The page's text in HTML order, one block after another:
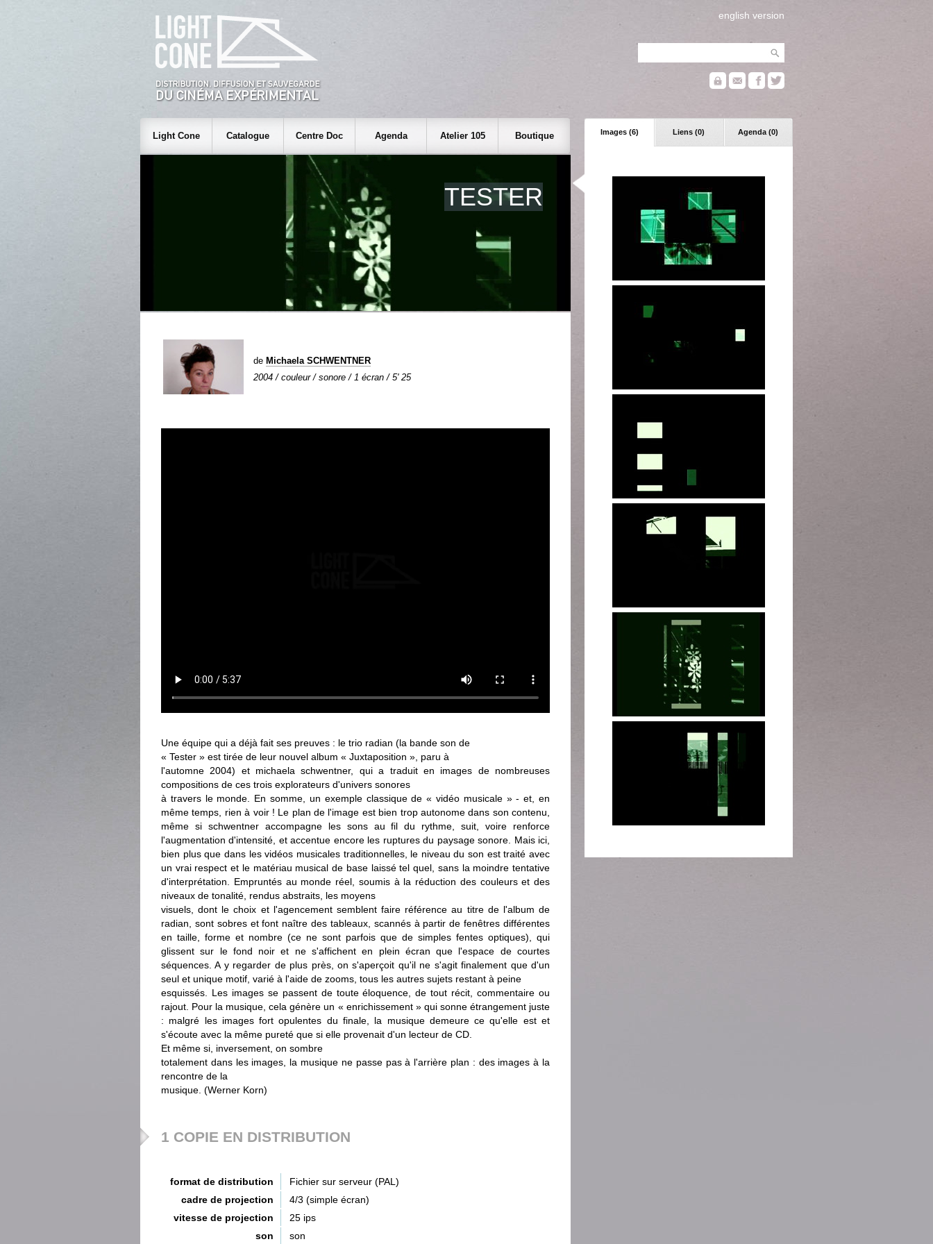
english version
Images (6) Liens (0) Agenda (0)
Light Cone Catalogue Centre Doc Agenda Atelier 105 Boutique
TESTER
de Michaela SCHWENTNER
2004 / couleur / sonore / 1 écran / 5' 25
Une équipe qui a déjà fait ses preuves : le trio radian (la bande son de
« Tester » est tirée de leur nouvel album « Juxtaposition », paru à
l'automne 2004) et michaela schwentner, qui a traduit en images de nombreuses
compositions de ces trois explorateurs d'univers sonores
à travers le monde. En somme, un exemple classique de « vidéo musicale » - et, en
même temps, rien à voir ! Le plan de l'image est bien trop autonome dans son contenu,
même si schwentner accompagne les sons au fil du rythme, suit, voire renforce
l'augmentation d'intensité, et accentue encore les ruptures du paysage sonore. Mais ici,
bien plus que dans les vidéos musicales traditionnelles, le niveau du son est traité avec
un vrai respect et le matériau musical de base laissé tel quel, sans la moindre tentative
d'interprétation. Empruntés au monde réel, soumis à la réduction des couleurs et des
niveaux de tonalité, rendus abstraits, les moyens
visuels, dont le choix et l'agencement semblent faire référence au titre de l'album de
radian, sont sobres et font naître des tableaux, scannés à partir de fenêtres différentes
en taille, forme et nombre (ce ne sont parfois que de simples fentes optiques), qui
glissent sur le fond noir et ne s'affichent en plein écran que l'espace de courtes
séquences. A y regarder de plus près, on s'aperçoit qu'il ne s'agit finalement que d'un
seul et unique motif, varié à l'aide de zooms, tous les autres sujets restant à peine
esquissés. Les images se passent de toute éloquence, de tout récit, commentaire ou
rajout. Pour la musique, cela génère un « enrichissement » qui sonne étrangement juste
: malgré les images fort opulentes du finale, la musique demeure ce qu'elle est et
s'écoute avec la même pureté que si elle provenait d'un lecteur de CD.
Et même si, inversement, on sombre
totalement dans les images, la musique ne passe pas à l'arrière plan : des images à la
rencontre de la
musique. (Werner Korn)
1 COPIE EN DISTRIBUTION
format de distribution
Fichier sur serveur (PAL)
cadre de projection
4/3 (simple écran)
vitesse de projection
25 ips
son
son